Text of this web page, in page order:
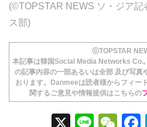
(©TOPSTAR NEWS ソ・ジア記
ス部)
ⓒTOPSTAR
本記事は韓国Social Media Networks Co.,
の記事内容の一部あるいは全部 及び写真
おります。Danmeeは読者様からフィー
関するご意見や情報提供はこちらの